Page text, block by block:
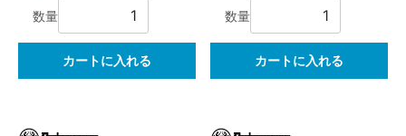
数量
カートに入れる
数量
カートに入れる